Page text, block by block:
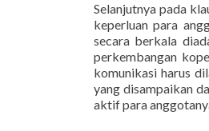
Selanjutnya pada
keperluan para
secara berkala
perkembangan
komunikasi harus
yang disampaikan
aktif para